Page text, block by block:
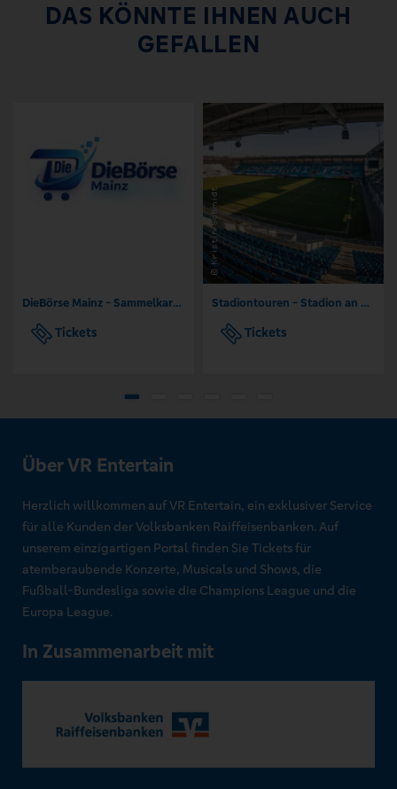
DAS KÖNNTE IHNEN AUCH
GEFALLEN
DieBörse Mainz - Sammelkarten Börse TCG
Tickets
Stadiontouren - Stadion an der Gellertstraße Chemnitz
Tickets
Über VR Entertain
Herzlich willkommen auf VR Entertain, ein exklusiver Service
für alle Kunden der Volksbanken Raiffeisenbanken. Auf
unserem einzigartigen Portal finden Sie Tickets für
atemberaubende Konzerte, Musicals und Shows, die
Fußball-Bundesliga sowie die Champions League und die
Europa League.
In Zusammenarbeit mit